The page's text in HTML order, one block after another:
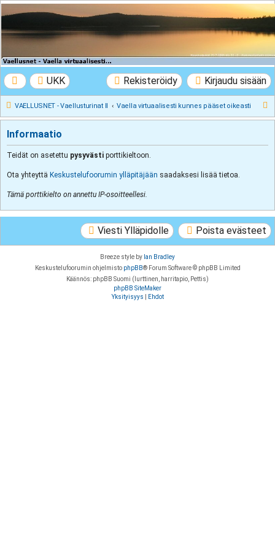
VAELLUSNET -
Vaellusturinat II
UKK Kirjaudu sisään
Rekisteröidy
VAELLUSNET - Vaellusturinat II Vaella virtuaalisesti kunnes pääset oikeasti
t
Informaatio
Teidät on asetettu pysyvästi porttikieltoon.
Ota yhteyttä Keskustelufoorumin ylläpitäjään saadaksesi lisää tietoa.
Tämä porttikielto on annettu IP-osoitteellesi.
Poista evästeet
Viesti Ylläpidolle
Breeze style by Ian Bradley
Keskustelufoorumin ohjelmisto phpBB® Forum Software © phpBB Limited
Käännös: phpBB Suomi (lurttinen, harritapio, Pettis)
phpBB SiteMaker
Yksityisyys
Ehdot